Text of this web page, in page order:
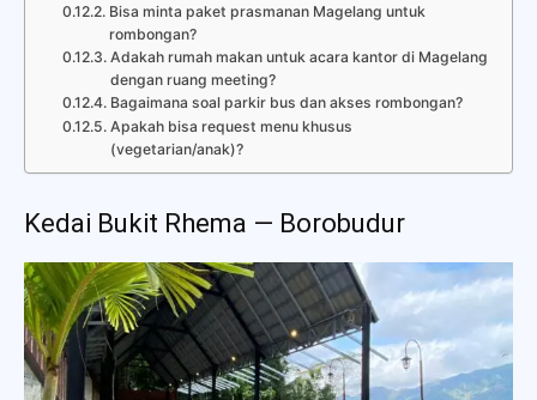
Bisa minta paket prasmanan Magelang untuk
rombongan?
Adakah rumah makan untuk acara kantor di Magelang
dengan ruang meeting?
Bagaimana soal parkir bus dan akses rombongan?
Apakah bisa request menu khusus
(vegetarian/anak)?
Kedai Bukit Rhema — Borobudur